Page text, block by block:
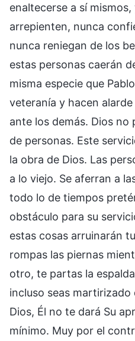
enaltecerse a sí
arrepienten, nunca
nunca reniegan de los
estas personas caerán
misma especie que
veteranía y hacen
ante los demás. Dios
de personas. Este
la obra de Dios. Las
a lo viejo. Se aferran a
todo lo de tiempos
obstáculo para su
estas cosas arruinarán
rompas las piernas
otro, te partas la
incluso seas martirizado
Dios, Él no te dará Su
mínimo. Muy por el